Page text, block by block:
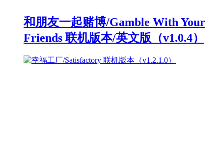
和朋友一起赌博/Gamble With Your
Friends 联机版本/英文版（v1.0.4）